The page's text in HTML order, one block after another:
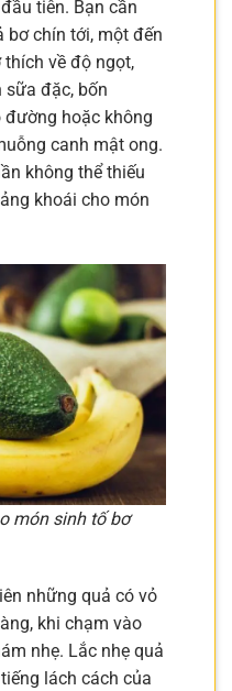
tiên. Bạn cần
bơ chín tới, một đến
về độ ngọt,
sữa đặc, bốn
hoặc không
canh mật ong.
không thể thiếu
khoái cho món
món sinh tố bơ
những quả có vỏ
khi chạm vào
nhẹ. Lắc nhẹ quả
lách cách của